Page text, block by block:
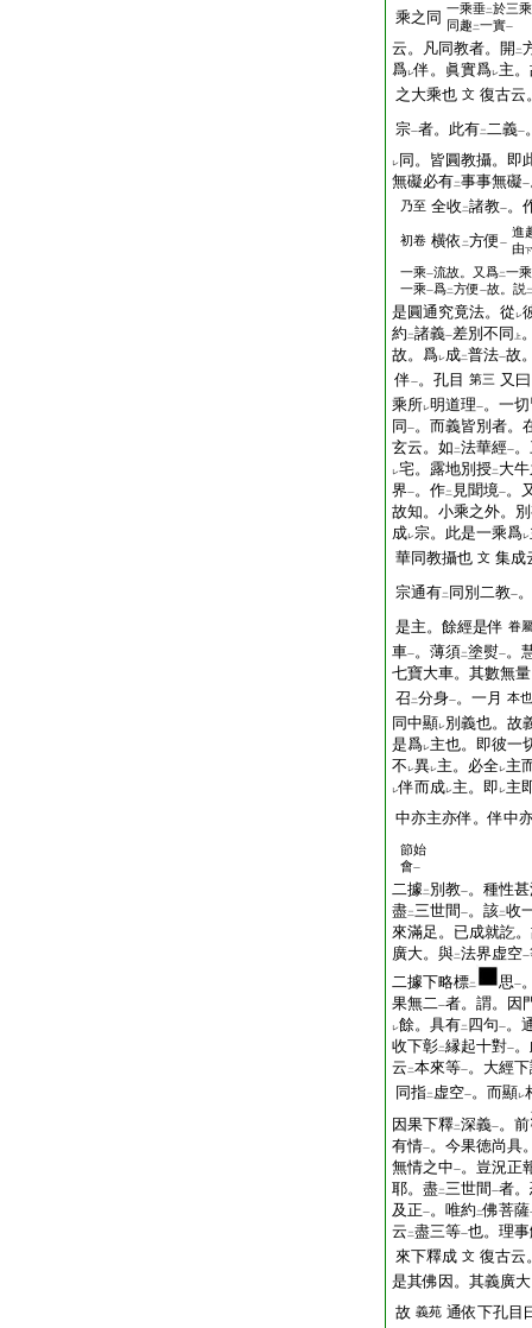
乘之同 一乘垂二於三乘
同趣 二一實一
云。凡同教者。開 二
爲レ伴。眞實爲レ主
之大乘也 文 復古云
宗一者。此有二二義一
レ 同。皆圓教攝。即
無礙必有二事事無礙一
乃至 全收 二諸教一。
初卷 横依 二方便 一
進
由下
一乘一流故。又爲二一
一乘一爲二方便一故。説 二
是圓通究竟法。從 レ
約 二諸義一差別不同 上
故。爲レ成二普法一故
伴一。孔目 第三 又
乘所レ明道理一。一
同 一。而義皆別者。
玄云。如 二法華經一
レ宅。露地別授二 大
界一。作二 見聞境一。
故知。小乘之外。
成レ宗。此是一乘爲レ
華同教攝也 文 集成
宗通有二 同別二教一
是主。餘經是伴 眷
車一。薄須二塗熨一。
七寶大車。其數無
召 二分身一。一月 本也
同中顯レ別義也。故
是爲レ主也。即彼一
不 レ異レ主。必全レ主
レ伴而成レ主。即 レ主
中亦主亦伴。伴中
節始
會一
二據二 別教一。種性
盡二三世間 一。該二收
來滿足。已成就訖
廣大。與二法界虚空一
二據下略標二 思一
果無二一者。謂。因
レ餘。具有二 四句一。
收下彰二縁起十對一
云 二本來等一。大經
同指二 虚空一。而顯レ
因果下釋二深義一。前
有情一。今果徳尚具
無情之中一。豈況正
耶。盡二三世間 一者
及正一。唯約 二佛菩薩
云 二盡三等一也。理
來下釋成 文 復古云
是其佛因。其義廣
故 義苑 通依下孔目